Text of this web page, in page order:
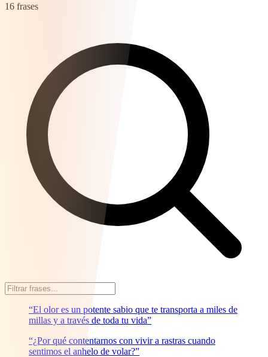
16 frases
“El olor es un potente sabio que te transporta a miles de
millas y a través de toda tu vida”
“¿Por qué contentarnos con vivir a rastras cuando
sentimos el anhelo de volar?”